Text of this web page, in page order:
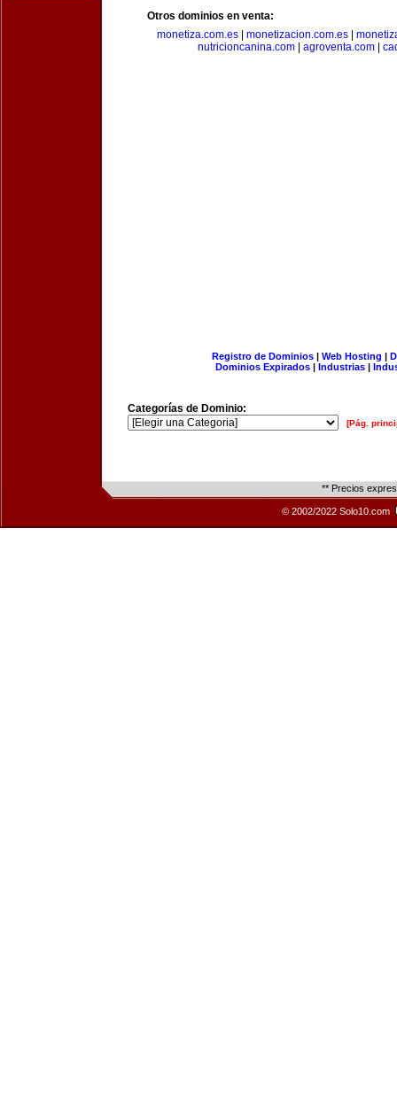
Otros dominios en venta:
monetiza.com.es| monetizacion.com.es|
nutricioncanina.com| agroventa.com|
Registro de Dominios| Web Hosting |
Dominios Expirados | Industrias |
Categorías de Dominio:
[Pág.
** Precios
© 2002/2022 Solo10.com